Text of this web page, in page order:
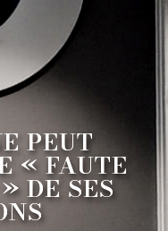
PEUT
« FAUTE
DE SES